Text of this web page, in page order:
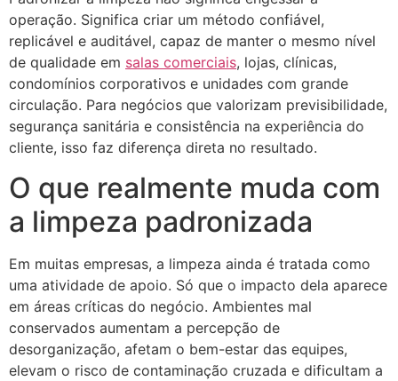
operação. Significa criar um método confiável,
replicável e auditável, capaz de manter o mesmo nível
de qualidade em salas comerciais, lojas, clínicas,
condomínios corporativos e unidades com grande
circulação. Para negócios que valorizam previsibilidade,
segurança sanitária e consistência na experiência do
cliente, isso faz diferença direta no resultado.
O que realmente muda com
a limpeza padronizada
Em muitas empresas, a limpeza ainda é tratada como
uma atividade de apoio. Só que o impacto dela aparece
em áreas críticas do negócio. Ambientes mal
conservados aumentam a percepção de
desorganização, afetam o bem-estar das equipes,
elevam o risco de contaminação cruzada e dificultam a